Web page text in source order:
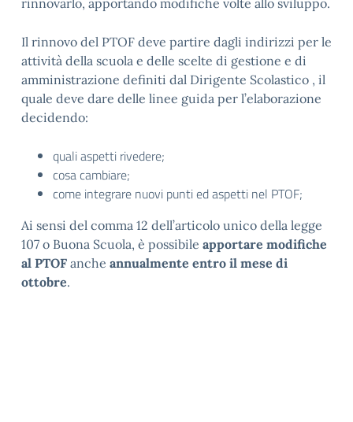
rinnovarlo, apportando modifiche volte allo sviluppo.
Il rinnovo del PTOF deve partire dagli indirizzi per le
attività della scuola e delle scelte di gestione e di
amministrazione definiti dal Dirigente Scolastico , il
quale deve dare delle linee guida per l’elaborazione
decidendo:
quali aspetti rivedere;
cosa cambiare;
come integrare nuovi punti ed aspetti nel PTOF;
Ai sensi del comma 12 dell’articolo unico della legge
107 o Buona Scuola, è possibile apportare modifiche
al PTOF anche annualmente entro il mese di
ottobre.